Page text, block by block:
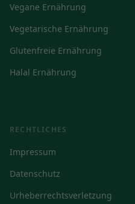
Vegane Ernährung
Vegetarische Ernährung
Glutenfreie Ernährung
Halal Ernährung
RECHTLICHES
Impressum
Datenschutz
Urheberrechtsverletzung